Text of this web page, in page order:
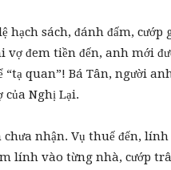
hạch sách, đánh đấm,
đem tiền đến, anh mới
quan”! Bá Tân, người
của Nghị Lại.
chưa nhận. Vụ thuế đến,
lính vào từng nhà, cướp